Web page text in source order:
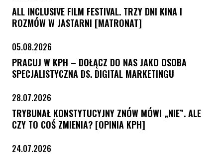
ALL INCLUSIVE FILM FESTIVAL. TRZY DNI KINA I
ROZMÓW W JASTARNI [MATRONAT]
05.08.2026
PRACUJ W KPH – DOŁĄCZ DO NAS JAKO OSOBA
SPECJALISTYCZNA DS. DIGITAL MARKETINGU
28.07.2026
TRYBUNAŁ KONSTYTUCYJNY ZNÓW MÓWI „NIE”. ALE
CZY TO COŚ ZMIENIA? [OPINIA KPH]
24.07.2026